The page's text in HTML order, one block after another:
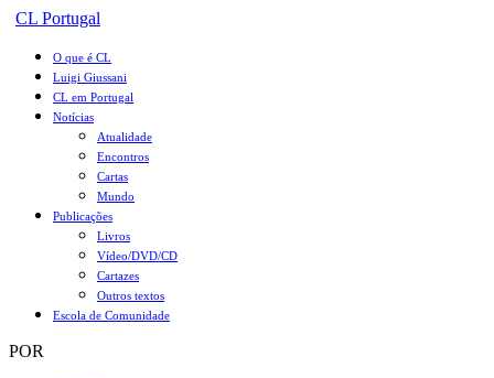
CL Portugal
O que é CL
Luigi Giussani
CL em Portugal
Notícias
Atualidade
Encontros
Cartas
Mundo
Publicações
Livros
Vídeo/DVD/CD
Cartazes
Outros textos
Escola de Comunidade
POR